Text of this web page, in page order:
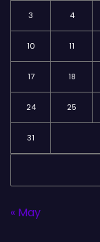
3 4
10 11
17 18
24 25
31
« May